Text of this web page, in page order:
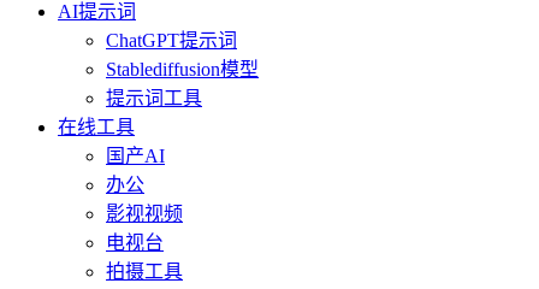
AI提示词
ChatGPT提示词
Stablediffusion模型
提示词工具
在线工具
国产AI
办公
影视视频
电视台
拍摄工具